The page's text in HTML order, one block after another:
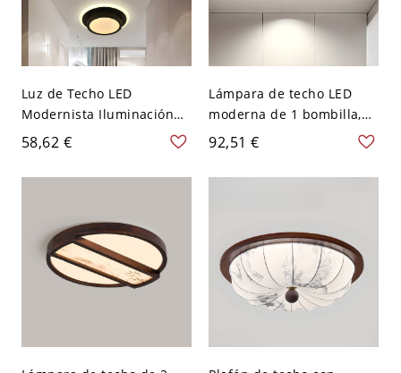
Luz de Techo LED
Modernista Iluminación
de Techo Metálica para
Corredor - Negro 110 A
120 V Blanco Redondo
58,62 €
Lámpara de techo LED
moderna de 1 bombilla,
redonda y negra, con
pantalla acrílica y luz
blanca
92,51 €